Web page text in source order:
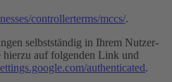
controllerterms/mccs/.
selbstständig in Ihrem Nutzer-
auf folgenden Link und
authenticated.